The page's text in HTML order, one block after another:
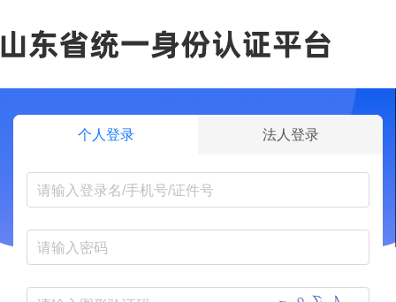
个人登录 法人登录